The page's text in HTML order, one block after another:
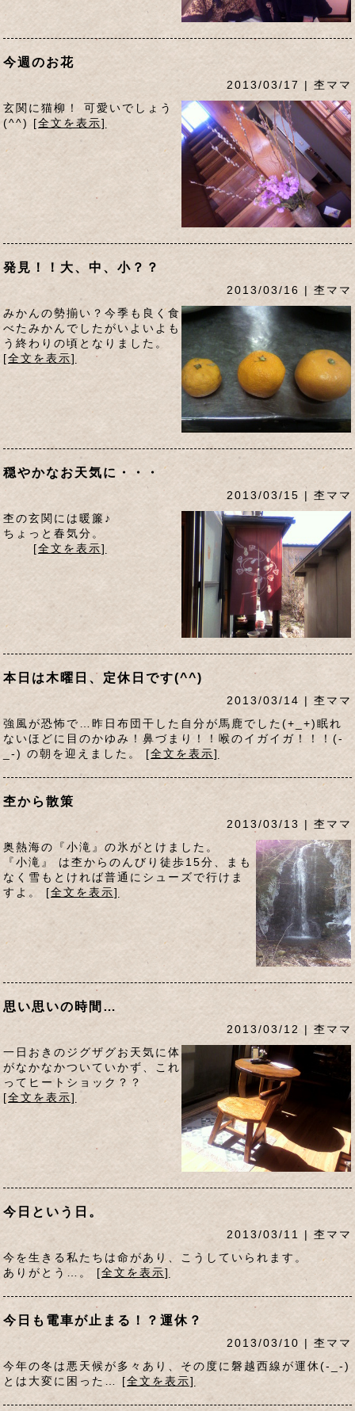
今週のお花
2013/03/17 | 杢ママ
玄関に猫柳！ 可愛いでしょう
(^^) [全文を表示]
発見！！大、中、小？？
2013/03/16 | 杢ママ
みかんの勢揃い？今季も良く食
べたみかんでしたがいよいよも
う終わりの頃となりました。
[全文を表示]
穏やかなお天気に・・・
2013/03/15 | 杢ママ
杢の玄関には暖簾♪
ちょっと春気分。
[全文を表示]
本日は木曜日、定休日です(^^)
2013/03/14 | 杢ママ
強風が恐怖で…昨日布団干した自分が馬鹿でした(+_+)眠れ
ないほどに目のかゆみ！鼻づまり！！喉のイガイガ！！！(-
_-) の朝を迎えました。 [全文を表示]
杢から散策
2013/03/13 | 杢ママ
奥熱海の『小滝』の氷がとけました。
『小滝』 は杢からのんびり徒歩15分、まも
なく雪もとければ普通にシューズで行けま
すよ。 [全文を表示]
思い思いの時間…
2013/03/12 | 杢ママ
一日おきのジグザグお天気に体
がなかなかついていかず、これ
ってヒートショック？？
[全文を表示]
今日という日。
2013/03/11 | 杢ママ
今を生きる私たちは命があり、こうしていられます。
ありがとう…。 [全文を表示]
今日も電車が止まる！？運休？
2013/03/10 | 杢ママ
今年の冬は悪天候が多々あり、その度に磐越西線が運休(-_-)
とは大変に困った… [全文を表示]